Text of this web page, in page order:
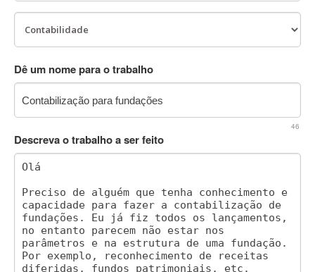
Dê um nome para o trabalho
46
Descreva o trabalho a ser feito